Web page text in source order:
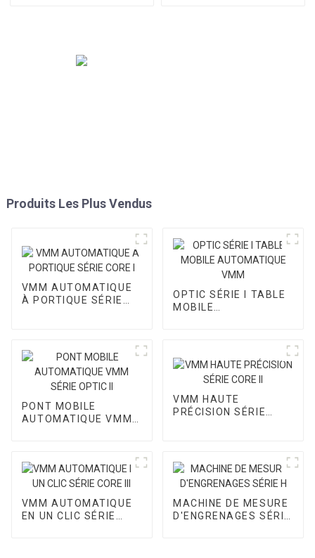
Produits Les Plus Vendus
VMM AUTOMATIQUE
À PORTIQUE SÉRIE
OPTIC SÉRIE I TABLE
MOBILE
PONT MOBILE
AUTOMATIQUE VMM
VMM HAUTE
PRÉCISION SÉRIE
VMM AUTOMATIQUE
EN UN CLIC SÉRIE
MACHINE DE MESURE
D'ENGRENAGES SÉRIE